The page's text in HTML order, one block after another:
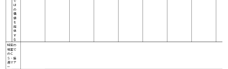
は
の
価
値
を
提
供
す
る
特定の
場面で
のＣ
Ｓ・接
遇マナ
ー